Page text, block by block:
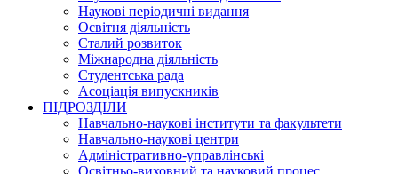
Наукові періодичні видання
Освітня діяльність
Сталий розвиток
Міжнародна діяльність
Студентська рада
Асоціація випускників
ПІДРОЗДІЛИ
Навчально-наукові інститути та факультети
Навчально-наукові центри
Адміністративно-управлінські
Освітньо-виховний та науковий процес